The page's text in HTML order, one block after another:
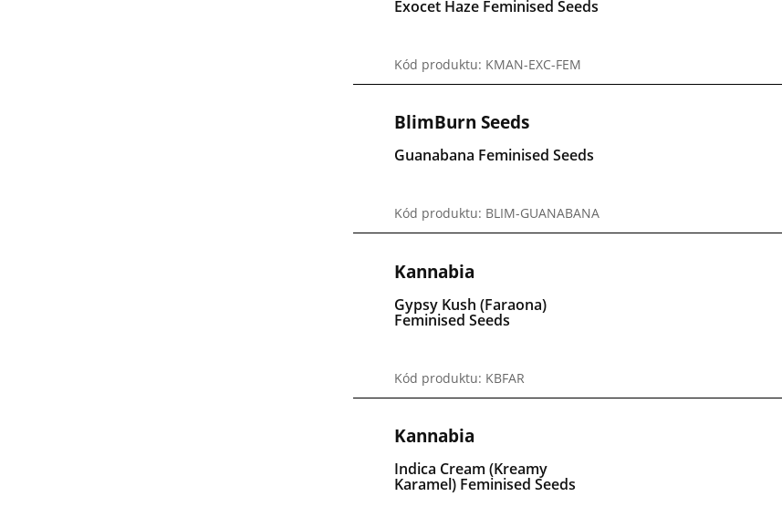
Exocet Haze Feminised Seeds
Kód produktu: KMAN-EXC-FEM
BlimBurn Seeds
Guanabana Feminised Seeds
Kód produktu: BLIM-GUANABANA
Kannabia
Gypsy Kush (Faraona)
Feminised Seeds
Kód produktu: KBFAR
Kannabia
Indica Cream (Kreamy
Karamel) Feminised Seeds